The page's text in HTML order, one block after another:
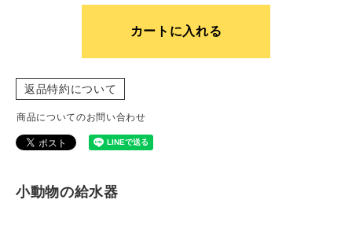
カートに入れる
返品特約について
商品についてのお問い合わせ
小動物の給水器